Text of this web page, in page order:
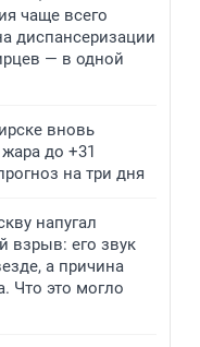
чаще всего
диспансеризации
— в одной
вновь
до +31
на три дня
напугал
взрыв: его звук
а причина
Что это могло